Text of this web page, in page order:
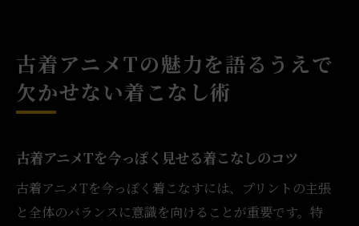
古着アニメTの魅力を語るうえで
欠かせない着こなし術
古着アニメTを今っぽく見せる着こなしのコツ
古着アニメTを今っぽく着こなすには、プリントの主張
と全体のバランスに意識を向けることが重要です。特